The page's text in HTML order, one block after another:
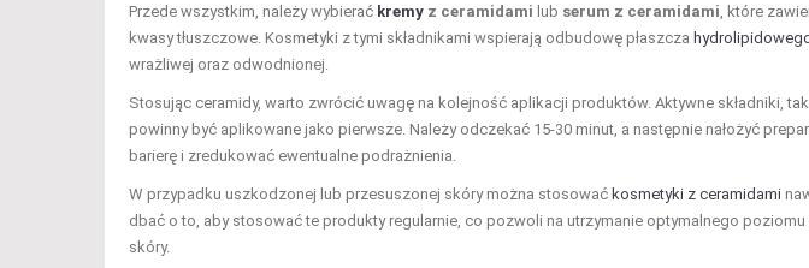
Przede wszystkim, należy wybierać kremy z ceramidami lub serum z ceramidami, które
kwasy tłuszczowe. Kosmetyki z tymi składnikami wspierają odbudowę płaszcza
wrażliwej oraz odwodnionej.
Stosując ceramidy, warto zwrócić uwagę na kolejność aplikacji produktów. Aktywne składniki,
powinny być aplikowane jako pierwsze. Należy odczekać 15-30 minut, a następnie nałożyć
barierę i zredukować ewentualne podrażnienia.
W przypadku uszkodzonej lub przesuszonej skóry można stosować kosmetyki z ceramidami
dbać o to, aby stosować te produkty regularnie, co pozwoli na utrzymanie optymalnego
skóry.